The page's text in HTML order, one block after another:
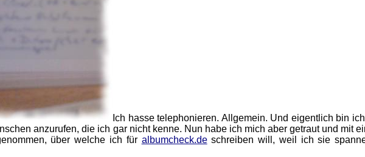
Ich hasse telephonieren. Allgemein. Und eigentlich bin
anzurufen, die ich gar nicht kenne. Nun habe ich mich aber getraut und mit
über welche ich für albumcheck.deschreiben will, weil ich sie